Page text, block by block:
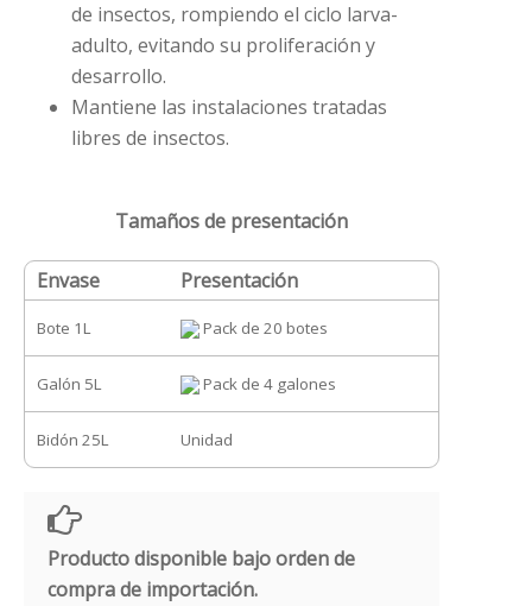
de insectos, rompiendo el ciclo larva-
adulto, evitando su proliferación y
desarrollo.
Mantiene las instalaciones tratadas
libres de insectos.
Tamaños de presentación
Envase Presentación
Bote 1L Pack de 20 botes
Galón 5L Pack de 4 galones
Bidón 25L Unidad
Producto disponible bajo orden de
compra de importación.